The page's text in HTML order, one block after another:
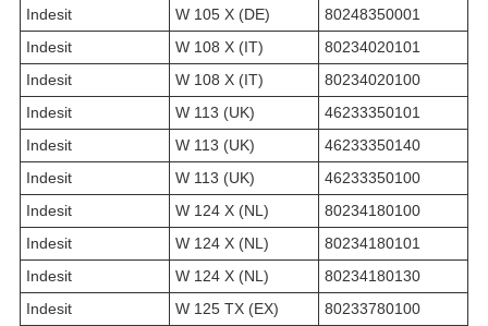
Indesit
W 105 X (DE)
80248350001
Indesit
W 108 X (IT)
80234020101
Indesit
W 108 X (IT)
80234020100
Indesit
W 113 (UK)
46233350101
Indesit
W 113 (UK)
46233350140
Indesit
W 113 (UK)
46233350100
Indesit
W 124 X (NL)
80234180100
Indesit
W 124 X (NL)
80234180101
Indesit
W 124 X (NL)
80234180130
Indesit
W 125 TX (EX)
80233780100